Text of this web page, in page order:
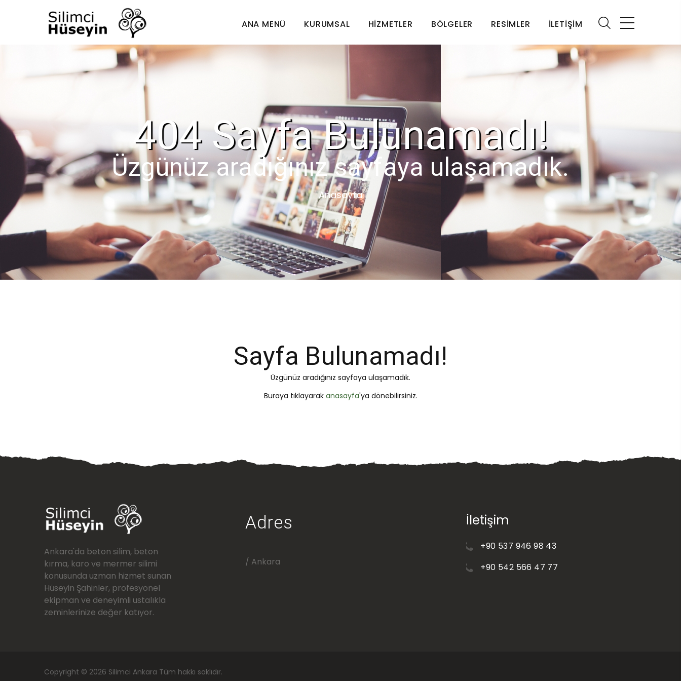
ANA MENÜ KURUMSAL HIZMETLER BÖLGELER RESIMLER İLETIŞIM
404 Sayfa Bulunamadı!
Üzgünüz aradığınız sayfaya ulaşamadık.
Anasayfa
Sayfa Bulunamadı!
Üzgünüz aradığınız sayfaya ulaşamadık.
Buraya tıklayarak anasayfa'ya dönebilirsiniz.
Ankara'da beton silim, beton
kırma, karo ve mermer silimi
konusunda uzman hizmet sunan
Hüseyin Şahinler, profesyonel
ekipman ve deneyimli ustalıkla
zeminlerinize değer katıyor.
Adres
/ Ankara
İletişim
+90 537 946 98 43
+90 542 566 47 77
Copyright © 2026 Silimci Ankara Tüm hakkı saklıdır.